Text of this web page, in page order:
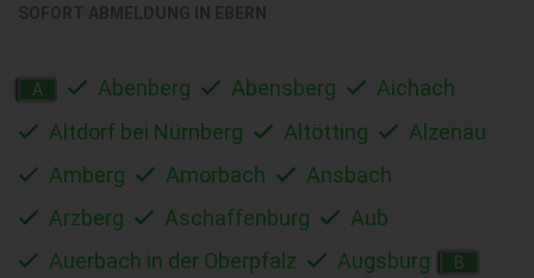
A Abenberg Abensberg
Aichach
Altdorf bei Nürnberg
Altötting
Alzenau
Amberg
Amorbach
Ansbach
Arzberg
Aschaffenburg
Aub
Auerbach in der Oberpfalz
Augsburg B